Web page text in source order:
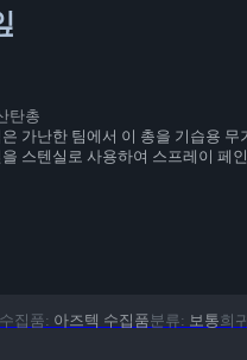
탄총
가난한 팀에서 이 총을 기습용 무
스텐실로 사용하여 스프레이 페
수집품: 아즈텍 수집품분류: 보통희